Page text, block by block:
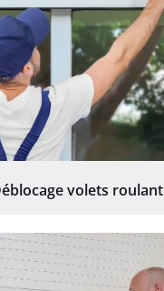
volets roulant